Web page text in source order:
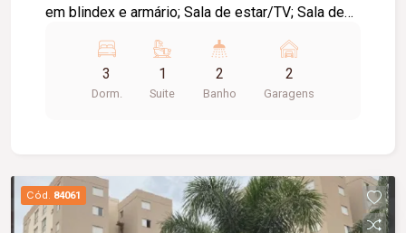
em blindex e armário; Sala de estar/TV; Sala de
Lavanderia com cobertura retrátil (sistema abre e
fecha) e móveis planejados; Corredor externo
privativo; 02 vagas de garagem cobertas; Móveis
Informações complementares: Prédio com
apenas 04 moradores; Não possui escadas.
3
Dorm.
1
Suite
2
Banho
2
Garagens
Cód. 84061